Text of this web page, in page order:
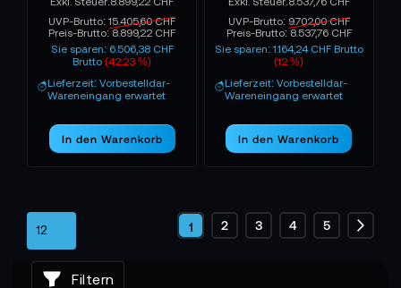
UVP-Brutto:15.405,60 CHF
Preis-Brutto:8.899,22 CHF
Sie sparen: 6.506,38 CHF
Brutto(42.23 %)
Lieferzeit: Vorbestelldar-
Wareneingang erwartet
In den Warenkorb
UVP-Brutto: 9.702,00 CHF
Preis-Brutto:8.537,76 CHF
Sie sparen: 1.164,24 CHF Brutto
(12 %)
Lieferzeit: Vorbestelldar-
Wareneingang erwartet
In den Warenkorb
Seite
Sie
1 Seite
2 Seite
3 Seite
4 Seite
5
Filtern